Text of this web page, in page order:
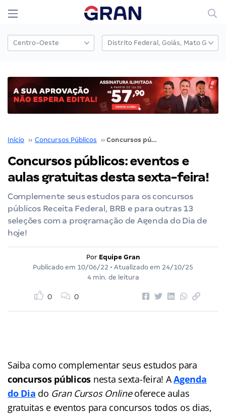
Início ›› Concursos Públicos ›› Concursos públicos: eventos e aulas gratuitas desta sexta-feira!
Concursos públicos: eventos e
aulas gratuitas desta sexta-feira!
Complemente seus estudos para os concursos
públicos Receita Federal, BRB e para outras 13
seleções com a programação de Agenda do Dia de
hoje!
Por Equipe Gran
Publicado em 10/06/22 • Atualizado em 24/10/25
4 min. de leitura
0 0
Saiba como complementar seus estudos para
concursos públicos nesta sexta-feira! AAgenda
do Dia do Gran Cursos Onlineoferece aulas
gratuitas e eventos para concursos todos os dias,